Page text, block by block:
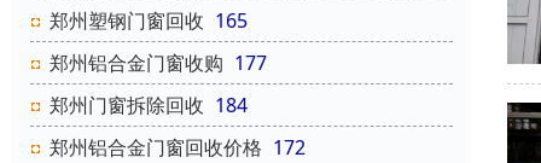
郑州塑钢门窗回收 165
郑州铝合金门窗收购 177
郑州门窗拆除回收 184
郑州铝合金门窗回收价格 172